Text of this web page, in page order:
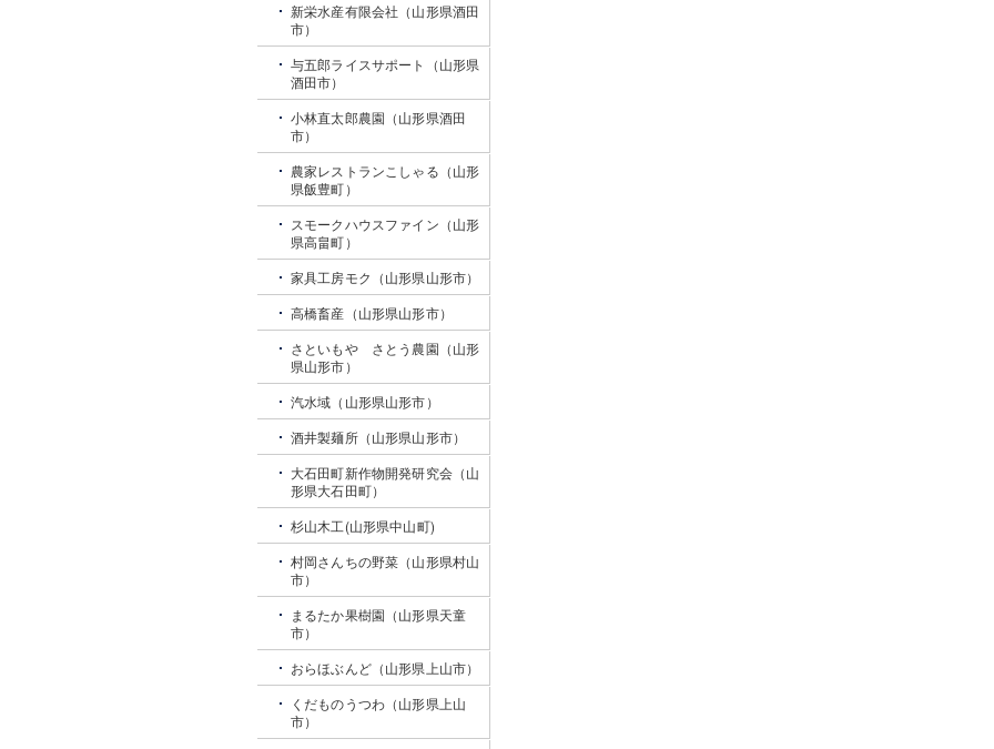
新栄水産有限会社（山形県酒田
市）
与五郎ライスサポート（山形県
酒田市）
小林直太郎農園（山形県酒田
市）
農家レストランこしゃる（山形
県飯豊町）
スモークハウスファイン（山形
県高畠町）
家具工房モク（山形県山形市）
高橋畜産（山形県山形市）
さといもや さとう農園（山形
県山形市）
汽水域（山形県山形市）
酒井製麺所（山形県山形市）
大石田町新作物開発研究会（山
形県大石田町）
杉山木工(山形県中山町)
村岡さんちの野菜（山形県村山
市）
まるたか果樹園（山形県天童
市）
おらほぶんど（山形県上山市）
くだものうつわ（山形県上山
市）